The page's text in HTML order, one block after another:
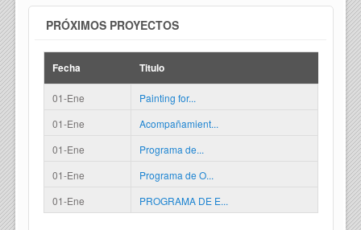
PRÓXIMOS PROYECTOS
Fecha Titulo
01-Ene
Painting for...
01-Ene
Acompañamient...
01-Ene
Programa de...
01-Ene
Programa de O...
01-Ene
PROGRAMA DE E...